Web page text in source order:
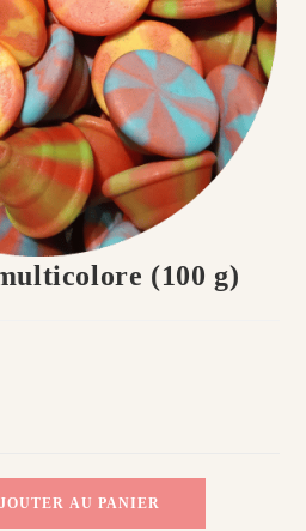
(100 g)
AU PANIER